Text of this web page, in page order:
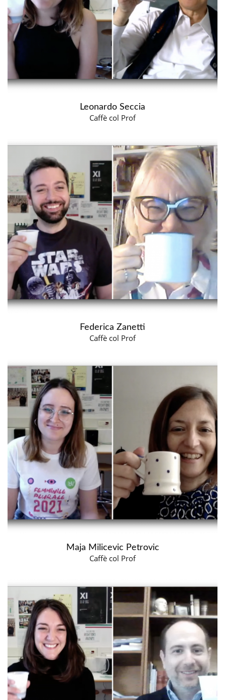
Leonardo Seccia
Caffè col Prof
Federica Zanetti
Caffè col Prof
Maja Milicevic Petrovic
Caffè col Prof